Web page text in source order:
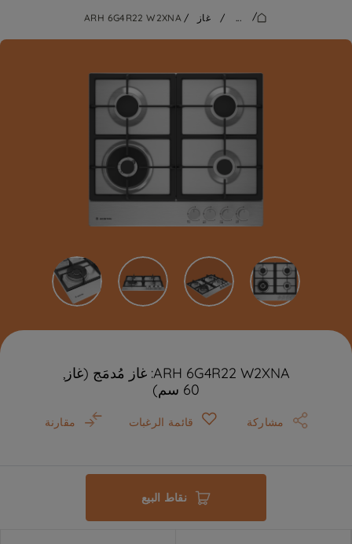
/
...
/ غاز /
ARH 6G4R22 W2XNA
ARH 6G4R22 W2XNA: غاز مُدمَج (غاز,
60 سم)
مشاركة قائمة الرغبات مقارنة
نقاط البيع